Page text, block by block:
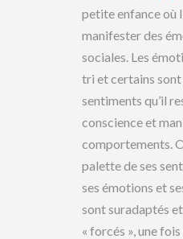
petite enfance où
manifester des
sociales. Les
tri et certains sont
sentiments qu’il
conscience et
comportements.
palette de ses
ses émotions et
sont suradaptés
« forcés », une